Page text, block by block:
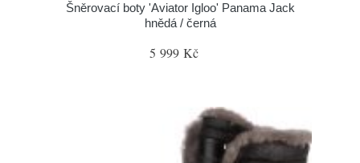
Šněrovací boty 'Aviator Igloo' Panama Jack
hnědá / černá
5 999 Kč